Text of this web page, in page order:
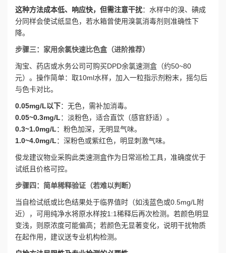
这种方法成本低、响应快，但需注意干扰：水样中的溴、碘成
分同样会使试纸显色，若水箱曾使用溴氯消毒剂则准确性下
降。
步骤三：家用余氯快速比色盒（进阶推荐）
淘宝、药店或水务公司可购买DPD余氯速测盒（约50~80
元）。操作简单：取10ml水样，加入一粒指示剂粉末，摇匀后
与色卡对比。
0.05mg/L以下：无色，需补加消毒。
0.05~0.3mg/L：淡粉色，适合直饮（感官舒适）。
0.3~1.0mg/L：粉色加深，无明显气味。
1.0~4.0mg/L：深粉色或紫红色，明显刺激气味。
俊龙建议物业采购此类速测盒作为日常巡检工具，准确度优于
试纸且价格可控。
步骤四：简单稀释验证（若难以判断）
当自检试纸或比色结果处于临界值时（如浅蓝色或0.5mg/L附
近），可用纯净水将原水样按1:1稀释后再次检测。若颜色明显
变浅，则原浓度可能偏高；若颜色无显著变化，说明干扰物质
在起作用，建议送专业机构检测。